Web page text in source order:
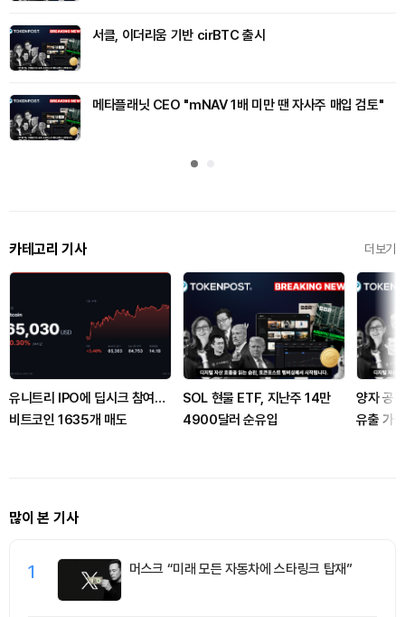
서클, 이더리움 기반 cirBTC 출시
메타플래닛 CEO "mNAV 1배 미만 땐 자사주 매입 검토"
카테고리 기사 더보기
유니트리 IPO에 딥시크 참여…
비트코인 1635개 매도
SOL 현물 ETF, 지난주 14만
4900달러 순유입
양자 공
유출 가
많이 본 기사
1 머스크 “미래 모든 자동차에 스타링크 탑재”